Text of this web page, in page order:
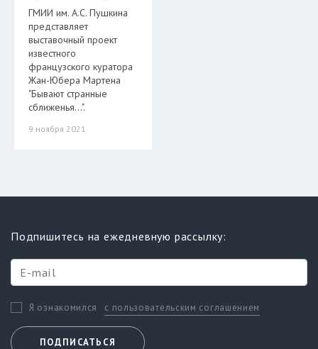
ГМИИ им. А.С. Пушкина
представляет
выставочный проект
известного
французского куратора
Жан-Юбера Мартена
"Бывают странные
сближенья…".
9 ноября 2021
Подпишитесь на ежедневную рассылку:
Я ознакомился с пользовательским соглашением
ПОДПИСАТЬСЯ